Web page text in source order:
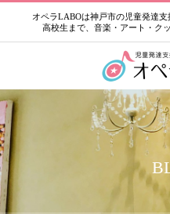
オペラLABOは神戸市の児童発達
高校生まで、音楽・アート・ク